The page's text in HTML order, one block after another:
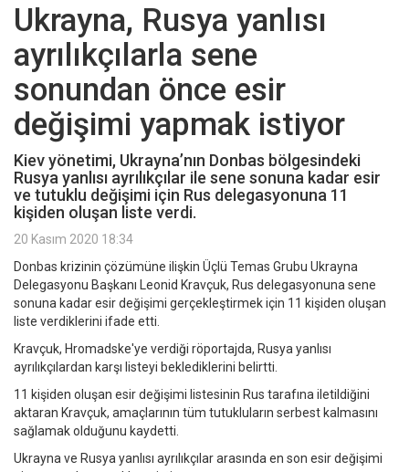
Ukrayna, Rusya yanlısı
ayrılıkçılarla sene
sonundan önce esir
değişimi yapmak istiyor
Kiev yönetimi, Ukrayna’nın Donbas bölgesindeki
Rusya yanlısı ayrılıkçılar ile sene sonuna kadar esir
ve tutuklu değişimi için Rus delegasyonuna 11
kişiden oluşan liste verdi.
20 Kasım 2020 18:34
Donbas krizinin çözümüne ilişkin Üçlü Temas Grubu Ukrayna
Delegasyonu Başkanı Leonid Kravçuk, Rus delegasyonuna sene
sonuna kadar esir değişimi gerçekleştirmek için 11 kişiden oluşan
liste verdiklerini ifade etti.
Kravçuk, Hromadske'ye verdiği röportajda, Rusya yanlısı
ayrılıkçılardan karşı listeyi beklediklerini belirtti.
11 kişiden oluşan esir değişimi listesinin Rus tarafına iletildiğini
aktaran Kravçuk, amaçlarının tüm tutukluların serbest kalmasını
sağlamak olduğunu kaydetti.
Ukrayna ve Rusya yanlısı ayrılıkçılar arasında en son esir değişimi